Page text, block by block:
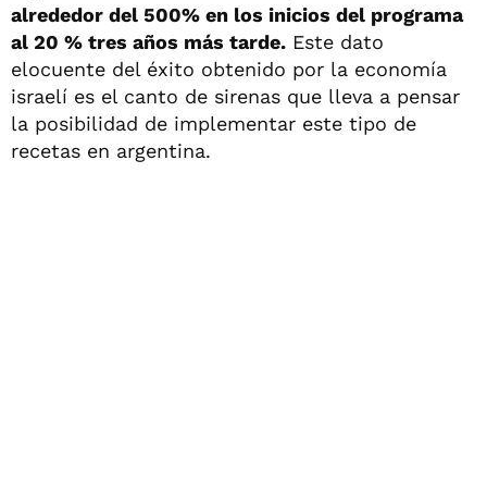
alrededor del 500% en los inicios del programa
al 20 % tres años más tarde. Este dato
elocuente del éxito obtenido por la economía
israelí es el canto de sirenas que lleva a pensar
la posibilidad de implementar este tipo de
recetas en argentina.